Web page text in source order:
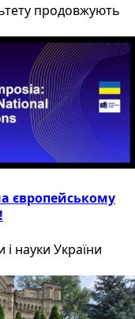
продовжують
європейському
і науки України